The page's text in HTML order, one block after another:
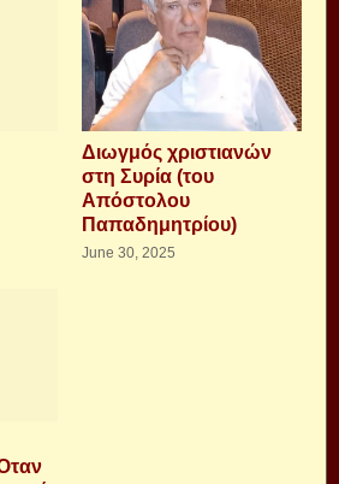
Διωγμός χριστιανών
στη Συρία (του
Απόστολου
Παπαδημητρίου)
June 30, 2025